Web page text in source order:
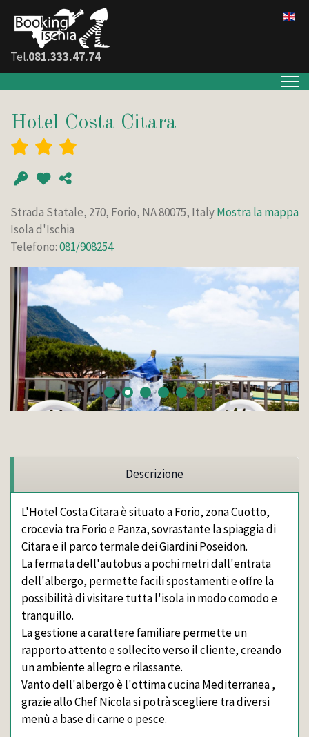
Tel.081.333.47.74
Hotel Costa Citara
Strada Statale, 270, Forio, NA 80075, ItalyMostra la mappa
Isola d'Ischia
Telefono:081/908254
Descrizione
L'Hotel Costa Citara è situato a Forio, zona Cuotto,
crocevia tra Forio e Panza, sovrastante la spiaggia di
Citara e il parco termale dei Giardini Poseidon.
La fermata dell'autobus a pochi metri dall'entrata
dell'albergo, permette facili spostamenti e offre la
possibilità di visitare tutta l'isola in modo comodo e
tranquillo.
La gestione a carattere familiare permette un
rapporto attento e sollecito verso il cliente, creando
un ambiente allegro e rilassante.
Vanto dell'albergo è l'ottima cucina Mediterranea ,
grazie allo Chef Nicola si potrà scegliere tra diversi
menù a base di carne o pesce.